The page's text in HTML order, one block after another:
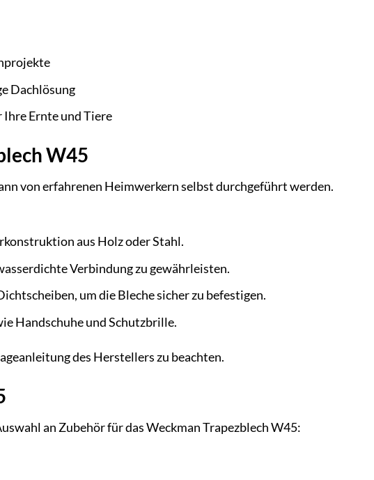
Dachlösung
Ernte und Tiere
W45
von erfahrenen Heimwerkern selbst durchgeführt werden.
aus Holz oder Stahl.
Verbindung zu gewährleisten.
um die Bleche sicher zu befestigen.
Handschuhe und Schutzbrille.
des Herstellers zu beachten.
an Zubehör für das Weckman Trapezblech W45: